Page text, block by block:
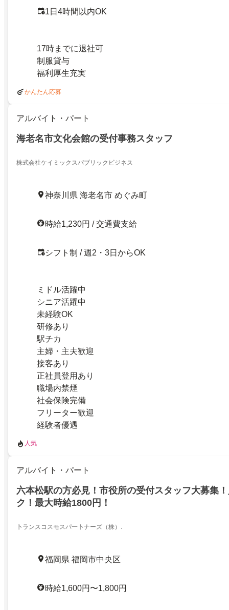
1日4時間以内OK
17時までに退社可
制服貸与
福利厚生充実
かんたん応募
アルバイト・パート
海老名市文化会館の受付事務スタッフ
株式会社ケイミックスパブリックビジネス
神奈川県 海老名市 めぐみ町
時給1,230円 / 交通費支給
シフト制 / 週2・3日からOK
ミドル活躍中
シニア活躍中
未経験OK
研修あり
駅チカ
主婦・主夫歓迎
接客あり
正社員登用あり
職場内禁煙
社会保険完備
フリーター歓迎
経験者優遇
人気
アルバイト・パート
六本松駅の方必見！市役所の受付スタッフ大募集
ク！最大時給1800円！
卜ランスコスモスパ一卜ナーズ（株）.
福岡県 福岡市中央区
時給1,600円〜1,800円